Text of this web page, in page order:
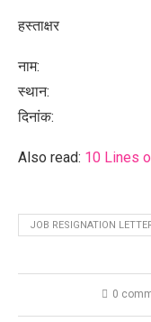
हस्ताक्षर
नाम:
स्थान:
दिनांक:
Also read: 10 Lines
JOB RESIGNATION
0